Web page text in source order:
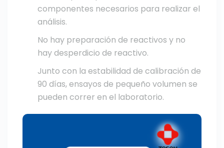
componentes necesarios para realizar el
análisis.
No hay preparación de reactivos y no
hay desperdicio de reactivo.
Junto con la estabilidad de calibración de
90 días, ensayos de pequeño volumen se
pueden correr en el laboratorio.